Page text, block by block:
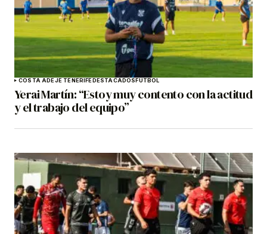
COSTA ADEJE TENERIFEDESTACADOSFÚTBOL
Yerai Martín: “Estoy muy contento con la actitud
y el trabajo del equipo”